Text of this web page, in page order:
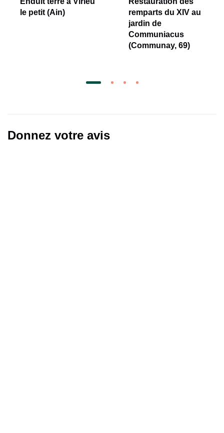
le petit (Ain)
remparts du XIV au
jardin de
Communiacus
(Communay, 69)
Donnez votre avis